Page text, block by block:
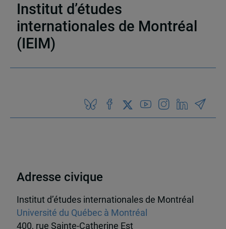
Institut d’études
internationales de Montréal
(IEIM)
Adresse civique
Institut d’études internationales de Montréal
Université du Québec à Montréal
400, rue Sainte-Catherine Est